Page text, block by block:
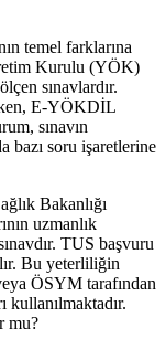
temel farklarına
Kurulu (YÖK)
sınavlardır.
E-YÖKDİL
sınavın
bazı soru işaretlerine
Bakanlığı
uzmanlık
TUS başvuru
Bu yeterliliğin
ÖSYM tarafından
kullanılmaktadır.
mu?